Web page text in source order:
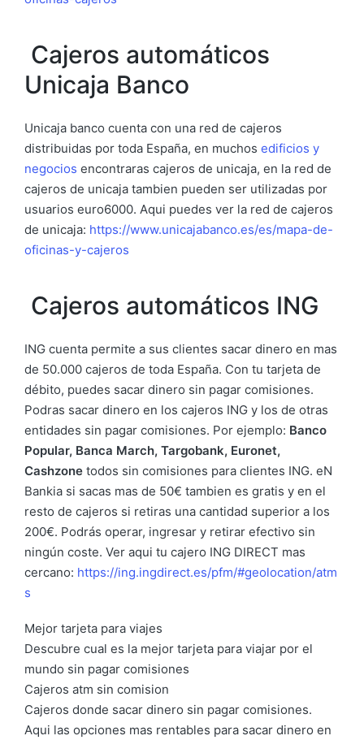
Cajeros automáticos
Unicaja Banco
Unicaja banco cuenta con una red de cajeros
distribuidas por toda España, en muchos edificios y
negocios encontraras cajeros de unicaja, en la red de
cajeros de unicaja tambien pueden ser utilizadas por
usuarios euro6000. Aqui puedes ver la red de cajeros
de unicaja: https://www.unicajabanco.es/es/mapa-de-
oficinas-y-cajeros
Cajeros automáticos ING
ING cuenta permite a sus clientes sacar dinero en mas
de 50.000 cajeros de toda España. Con tu tarjeta de
débito, puedes sacar dinero sin pagar comisiones.
Podras sacar dinero en los cajeros ING y los de otras
entidades sin pagar comisiones. Por ejemplo: Banco
Popular, Banca March, Targobank, Euronet,
Cashzone todos sin comisiones para clientes ING. eN
Bankia si sacas mas de 50€ tambien es gratis y en el
resto de cajeros si retiras una cantidad superior a los
200€. Podrás operar, ingresar y retirar efectivo sin
ningún coste. Ver aqui tu cajero ING DIRECT mas
cercano: https://ing.ingdirect.es/pfm/#geolocation/atm
s
Mejor tarjeta para viajes
Descubre cual es la mejor tarjeta para viajar por el
mundo sin pagar comisiones
Cajeros atm sin comision
Cajeros donde sacar dinero sin pagar comisiones.
Aqui las opciones mas rentables para sacar dinero en